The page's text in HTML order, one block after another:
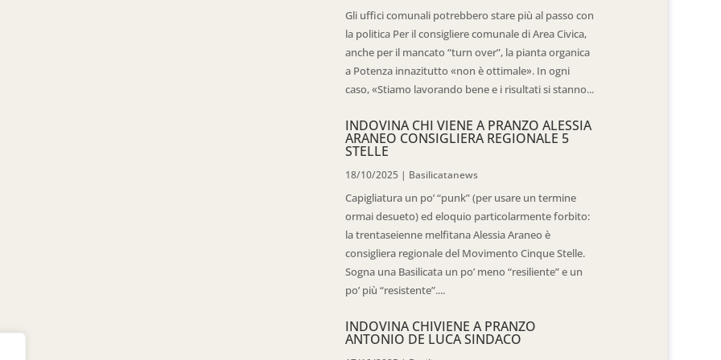
Gli uffici comunali potrebbero stare più al passo con
la politica Per il consigliere comunale di Area Civica,
anche per il mancato “turn over”, la pianta organica
a Potenza innazitutto «non è ottimale». In ogni
caso, «Stiamo lavorando bene e i risultati si stanno...
INDOVINA CHI VIENE A PRANZO ALESSIA
ARANEO CONSIGLIERA REGIONALE 5
STELLE
18/10/2025 | Basilicatanews
Capigliatura un po’ “punk” (per usare un termine
ormai desueto) ed eloquio particolarmente forbito:
la trentaseienne melfitana Alessia Araneo è
consigliera regionale del Movimento Cinque Stelle.
Sogna una Basilicata un po’ meno “resiliente” e un
po’ più “resistente”....
INDOVINA CHIVIENE A PRANZO
ANTONIO DE LUCA SINDACO